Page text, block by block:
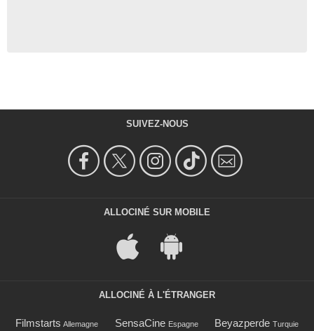
SUIVEZ-NOUS
ALLOCINÉ SUR MOBILE
ALLOCINÉ À L'ÉTRANGER
Filmstarts Allemagne SensaCine Espagne Beyazperde Turquie